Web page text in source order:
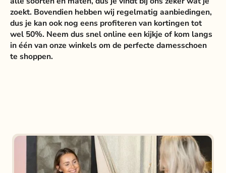
zoekt. Bovendien hebben wij regelmatig aanbiedingen,
dus je kan ook nog eens profiteren van kortingen tot
wel 50%. Neem dus snel online een kijkje of kom langs
in één van onze winkels om de perfecte damesschoen
te shoppen.